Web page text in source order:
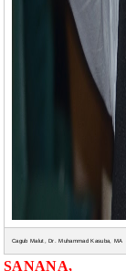
Cagub Malut, Dr. Muhammad Kasuba, MA
SANANA,